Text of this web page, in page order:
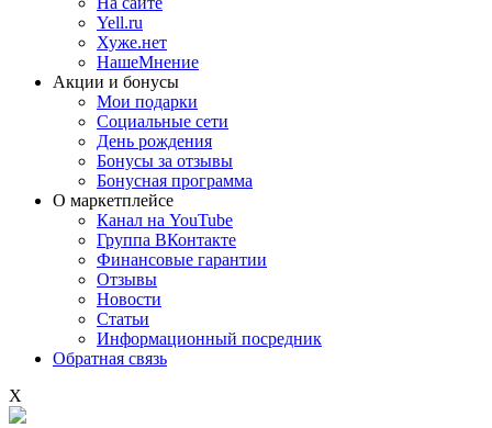
Yell.ru
Хуже.нет
НашеМнение
Акции и бонусы
Мои подарки
Социальные сети
День рождения
Бонусы за отзывы
Бонусная программа
О маркетплейсе
Канал на YouTube
Группа ВКонтакте
Финансовые гарантии
Отзывы
Новости
Статьи
Информационный посредник
Обратная связь
X